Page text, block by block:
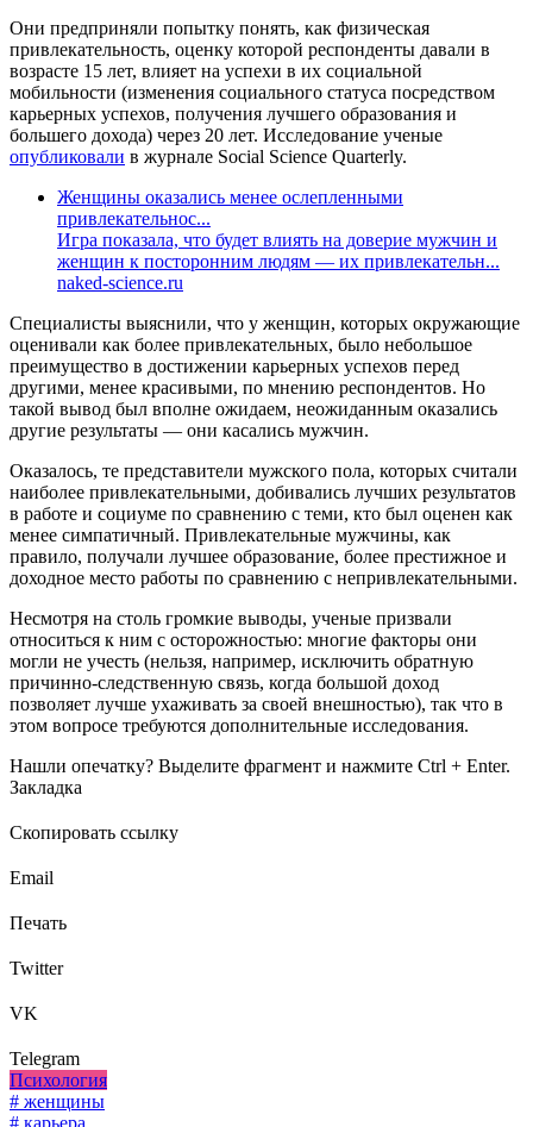
Они предприняли попытку понять, как физическая
привлекательность, оценку которой респонденты давали в
возрасте 15 лет, влияет на успехи в их социальной
мобильности (изменения социального статуса посредством
карьерных успехов, получения лучшего образования и
большего дохода) через 20 лет. Исследование ученые
опубликовали в журнале Social Science Quarterly.
Женщины оказались менее ослепленными
привлекательнос...
Игра показала, что будет влиять на доверие мужчин и
женщин к посторонним людям — их привлекательн...
naked-science.ru
Специалисты выяснили, что у женщин, которых окружающие
оценивали как более привлекательных, было небольшое
преимущество в достижении карьерных успехов перед
другими, менее красивыми, по мнению респондентов. Но
такой вывод был вполне ожидаем, неожиданным оказались
другие результаты — они касались мужчин.
Оказалось, те представители мужского пола, которых считали
наиболее привлекательными, добивались лучших результатов
в работе и социуме по сравнению с теми, кто был оценен как
менее симпатичный. Привлекательные мужчины, как
правило, получали лучшее образование, более престижное и
доходное место работы по сравнению с непривлекательными.
Несмотря на столь громкие выводы, ученые призвали
относиться к ним с осторожностью: многие факторы они
могли не учесть (нельзя, например, исключить обратную
причинно-следственную связь, когда большой доход
позволяет лучше ухаживать за своей внешностью), так что в
этом вопросе требуются дополнительные исследования.
Нашли опечатку? Выделите фрагмент и нажмите Ctrl + Enter.
Закладка
Скопировать ссылку
Email
Печать
Twitter
VK
Telegram
Психология
# женщины